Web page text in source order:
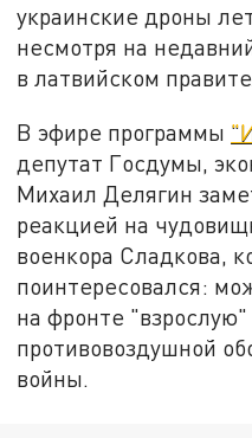
украинские дроны
несмотря на
в латвийском
В эфире программы
депутат Госдумы,
Михаил Делягин
реакцией на
военкора Сладкова,
поинтересовался:
на фронте
противовоздушной
войны.